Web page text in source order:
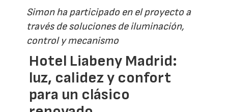
Simon ha participado en el proyecto a
través de soluciones de iluminación,
control y mecanismo
Hotel Liabeny Madrid:
luz, calidez y confort
para un clásico